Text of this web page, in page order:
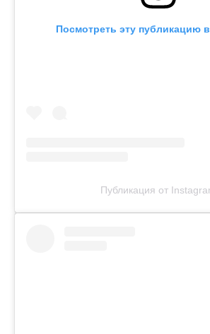
Посмотреть эту публикацию
Публикация от